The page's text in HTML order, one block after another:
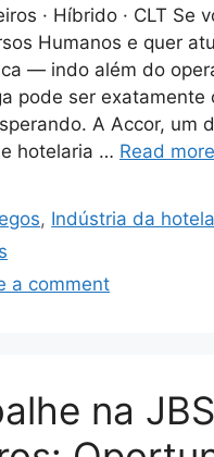
· Híbrido · CLT Se
Humanos e quer
— indo além do
pode ser exatamente
A Accor, um
hotelaria … Read more
, Indústria da
a comment
na JBS